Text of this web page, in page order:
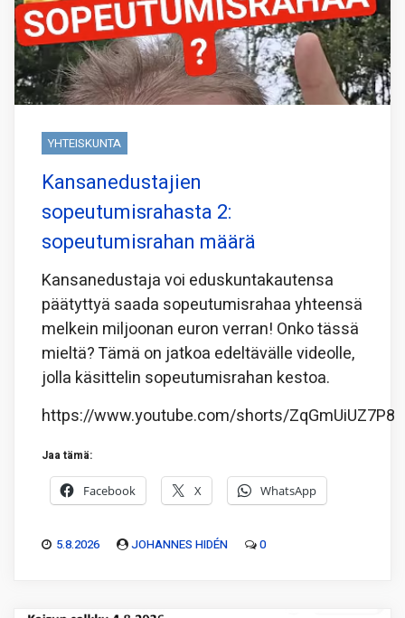
YHTEISKUNTA
Kansanedustajien
sopeutumisrahasta 2:
sopeutumisrahan määrä
Kansanedustaja voi eduskuntakautensa
päätyttyä saada sopeutumisrahaa yhteensä
melkein miljoonan euron verran! Onko tässä
mieltä? Tämä on jatkoa edeltävälle videolle,
jolla käsittelin sopeutumisrahan kestoa.
https://www.youtube.com/shorts/ZqGmUiUZ7P8
Jaa tämä:
Facebook X WhatsApp
5.8.2026 JOHANNES HIDÉN 0